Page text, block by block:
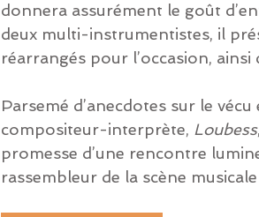
donnera assurément le goût
deux multi-instrumentistes, il
réarrangés pour l’occasion,
Parsemé d’anecdotes sur le
compositeur-interprète, Loubess
promesse d’une rencontre
rassembleur de la scène